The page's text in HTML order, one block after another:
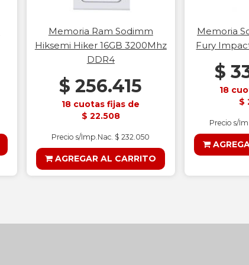
Memoria Ram Sodimm
Hiksemi Hiker 16GB 3200Mhz
DDR4
$ 256.415
18 cuotas fijas de
$ 22.508
Precio s/Imp.Nac. $ 232.050
AGREGAR AL CARRITO
Memoria
Fury
$
18
$
Precio s/